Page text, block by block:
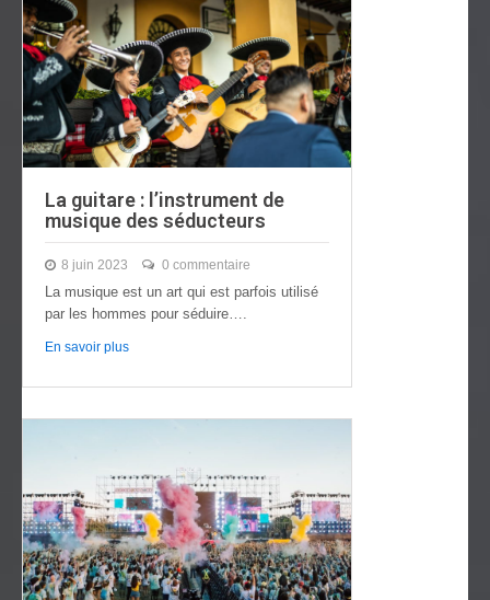
La guitare : l’instrument de
musique des séducteurs
8 juin 2023 0 commentaire
La musique est un art qui est parfois utilisé
par les hommes pour séduire….
En savoir plus